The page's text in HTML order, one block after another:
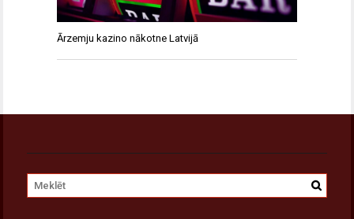
Ārzemju kazino nākotne Latvijā